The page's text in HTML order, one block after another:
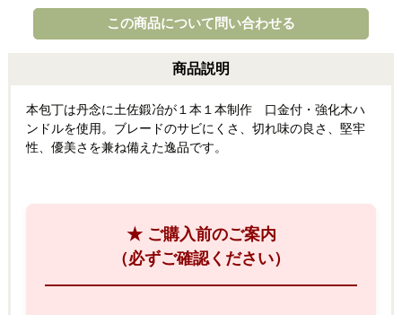
この商品について問い合わせる
商品説明
本包丁は丹念に土佐鍛冶が１本１本制作 口金付・強化木ハ
ンドルを使用。ブレードのサビにくさ、切れ味の良さ、堅牢
性、優美さを兼ね備えた逸品です。
★ ご購入前のご案内
（必ずご確認ください）